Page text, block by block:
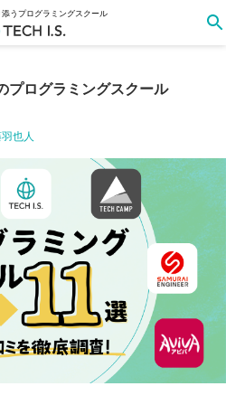
添うプログラミングスクール
プログラミングスクール
也人